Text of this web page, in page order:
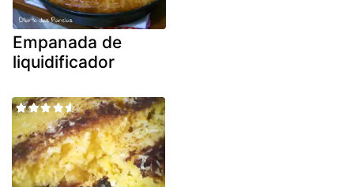
Empanada de
liquidificador